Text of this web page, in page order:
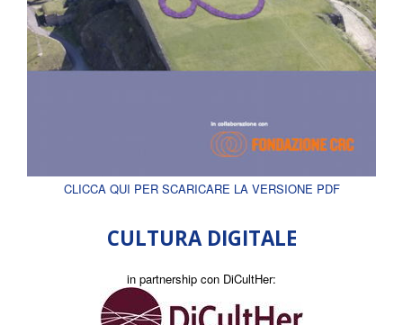
CLICCA QUI PER SCARICARE LA VERSIONE PDF
CULTURA DIGITALE
in partnership con DiCultHer: